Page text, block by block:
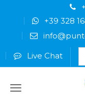
+39 328
Live Chat
Menu